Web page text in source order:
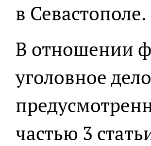
в Севастополе.
В отношении
уголовное
частью 3